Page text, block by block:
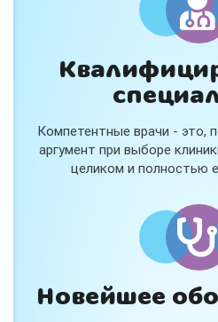
Компетентные врачи - это,
аргумент при выборе
целиком и полностью
Новейшее
Консультация
тейпирование за 1
Вас или вашего ребёнка
- боли в спине, шее,
- дискомфорт после спорта
В «Медлэнд» принимает
травматолог
В прием входит:
✔️ Осмотр и консультация
✔️ Рекомендации по вашей
✔️Тейпирование